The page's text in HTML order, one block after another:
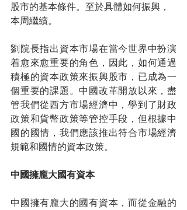
股市的基本條件。至於具體如何振興，
本周繼續。
劉院長指出資本市場在當今世界中扮演
着愈來愈重要的角色，因此，如何通過
積極的資本政策來振興股市，已成為一
個重要的課題。中國改革開放以來，盡
管我們從西方市場經濟中，學到了財政
政策和貨幣政策等管控手段，但根據中
國的國情，我們應該推出符合市場經濟
規範和國情的資本政策。
中國擁龐大國有資本
中國擁有龐大的國有資本，而從金融的